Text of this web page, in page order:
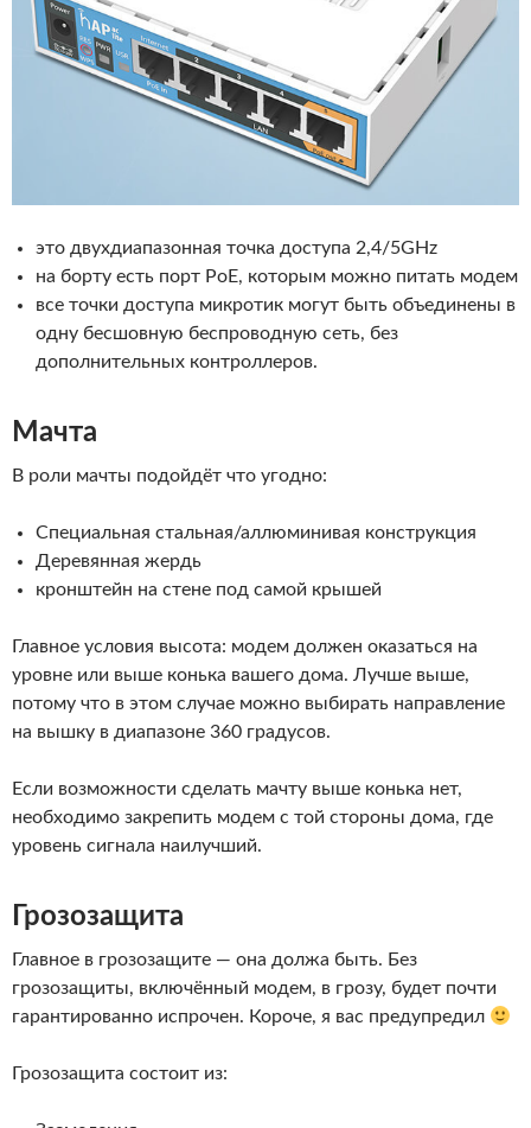
это двухдиапазонная точка доступа 2,4/5GHz
на борту есть порт PoE, которым можно питать модем
все точки доступа микротик могут быть объединены в
одну бесшовную беспроводную сеть, без
дополнительных контроллеров.
Мачта
В роли мачты подойдёт что угодно:
Специальная стальная/аллюминивая конструкция
Деревянная жердь
кронштейн на стене под самой крышей
Главное условия высота: модем должен оказаться на
уровне или выше конька вашего дома. Лучше выше,
потому что в этом случае можно выбирать направление
на вышку в диапазоне 360 градусов.
Если возможности сделать мачту выше конька нет,
необходимо закрепить модем с той стороны дома, где
уровень сигнала наилучший.
Грозозащита
Главное в грозозащите — она должа быть. Без
грозозащиты, включённый модем, в грозу, будет почти
гарантированно испрочен. Короче, я вас предупредил
Грозозащита состоит из: